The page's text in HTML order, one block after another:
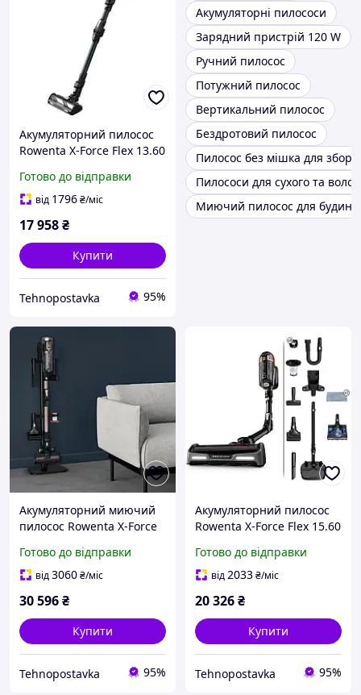
Акумуляторний пилосос
Rowenta X-Force Flex 13.60
Гарантія
Готово до відправки
від 1796₴/міс
17 958₴
Купити
Tehnopostavka 95%
Акумуляторні пилососи
Зарядний пристрій 120 W
Ручний пилосос
Потужний пилосос
Вертикальний пилосос
Бездротовий пилосос
Пилосос без мішка для
Пилососи для сухого та
Миючий пилосос для
Акумуляторний миючий
пилосос Rowenta X-Force
RH9CD9E0
Готово до відправки
від3060₴/міс
30 596₴
Купити
Tehnopostavka 95%
Акумуляторний пилосос
Rowenta X-Force Flex 15.60
Готово до відправки
від2033₴/міс
20 326₴
Купити
Tehnopostavka 95%